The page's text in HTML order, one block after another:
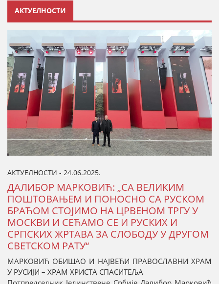
АКТУЕЛНОСТИ
АКТУЕЛНОСТИ - 24.06.2025.
ДАЛИБОР МАРКОВИЋ: „СА ВЕЛИКИМ
ПОШТОВАЊЕМ И ПОНОСНО СА РУСКОМ
БРАЋОМ СТОЈИМО НА ЦРВЕНОМ ТРГУ У
МОСКВИ И СЕЋАМО СЕ И РУСКИХ И
СРПСКИХ ЖРТАВА ЗА СЛОБОДУ У ДРУГОМ
СВЕТСКОМ РАТУ“
МАРКОВИЋ ОБИШАО И НАЈВЕЋИ ПРАВОСЛАВНИ ХРАМ
У РУСИЈИ – ХРАМ ХРИСТА СПАСИТЕЉА